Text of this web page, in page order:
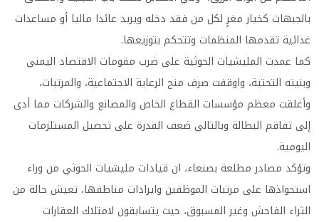
بالجبهات كخيار مغرٍ لكل من فقد دخله ويريد عائدا ماليا أو مساعدات
غذائية تقدمها المنظمات وتتحكم بتوزيعها.
كما عمدت المليشيات الحوثية على ضرب مقومات الاقتصاد اليمني
وبنيته التحتية، واوقفت صرف منح الرعاية الاجتماعية، والمرتبات،
وأغلقت معظم مؤسسات القطاع الخاص والمصانع والشركات مما أدى
إلى تفاقم البطالة وبالتالي ضعف القدرة على تحصيل المستلزمات
اليومية.
وتؤكد مصادر مطلعة بصنعاء، ان قيادات مليشيات الحوثي من وراء
استحواذها على مرتبات الموظفين وايرادات مناطقها، تعيش حالة من
الثراء الفاحش وغير المسبوق، حيث يتسابقون لامتلاك العقارات